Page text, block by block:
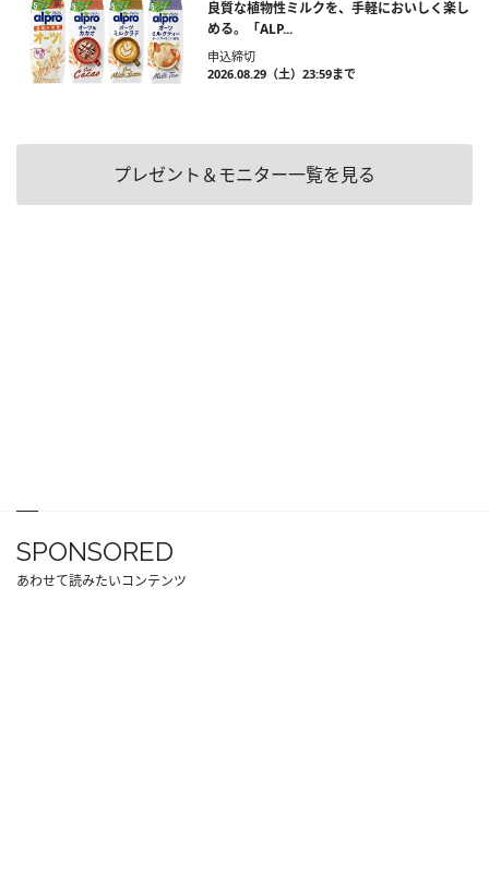
良質な植物性ミルクを、手軽においしく楽し
める。「ALP...
申込締切
2026.08.29（土）23:59まで
プレゼント＆モニター一覧を見る
SPONSORED
あわせて読みたいコンテンツ